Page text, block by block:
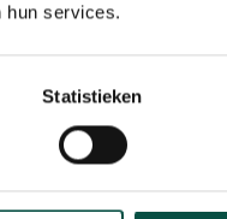
hun services.
Statistieken
omdat grotere
in onze